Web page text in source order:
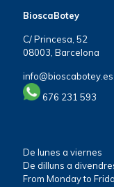
BioscaBotey
C/ Princesa, 52
08003, Barcelona
info@bioscabotey.es
676 231 593
De lunes a viernes
De dilluns a
From Monday to